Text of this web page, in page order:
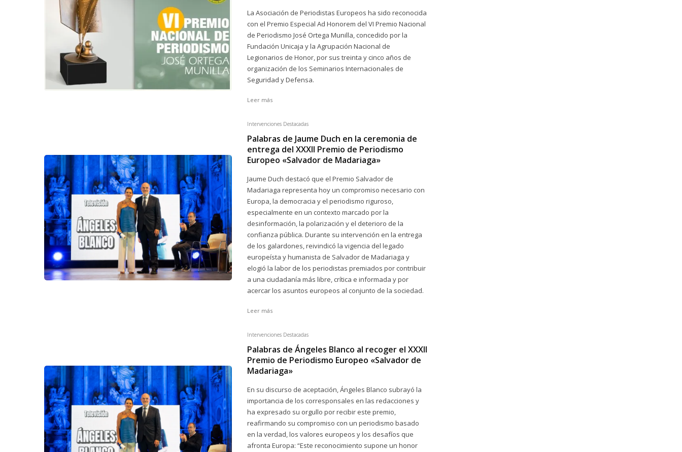
La Asociación de Periodistas Europeos ha sido reconocida
con el Premio Especial Ad Honorem del VI Premio Nacional
de Periodismo José Ortega Munilla, concedido por la
Fundación Unicaja y la Agrupación Nacional de
Legionarios de Honor, por sus treinta y cinco años de
organización de los Seminarios Internacionales de
Seguridad y Defensa.
Leer más
Intervenciones Destacadas
Palabras de Jaume Duch en la ceremonia de
entrega del XXXII Premio de Periodismo
Europeo «Salvador de Madariaga»
Jaume Duch destacó que el Premio Salvador de
Madariaga representa hoy un compromiso necesario con
Europa, la democracia y el periodismo riguroso,
especialmente en un contexto marcado por la
desinformación, la polarización y el deterioro de la
confianza pública. Durante su intervención en la entrega
de los galardones, reivindicó la vigencia del legado
europeísta y humanista de Salvador de Madariaga y
elogió la labor de los periodistas premiados por contribuir
a una ciudadanía más libre, crítica e informada y por
acercar los asuntos europeos al conjunto de la sociedad.
Leer más
Intervenciones Destacadas
Palabras de Ángeles Blanco al recoger el XXXII
Premio de Periodismo Europeo «Salvador de
Madariaga»
En su discurso de aceptación, Ángeles Blanco subrayó la
importancia de los corresponsales en las redacciones y
ha expresado su orgullo por recibir este premio,
reafirmando su compromiso con un periodismo basado
en la verdad, los valores europeos y los desafíos que
afronta Europa: “Este reconocimiento supone un honor